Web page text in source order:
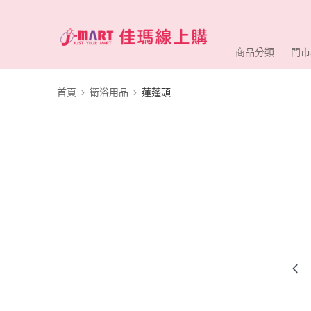
商品分類 門
首頁 衛浴用品 蓮蓬頭